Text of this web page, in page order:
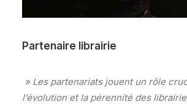
Partenaire librairie
» Les partenariats jouent un rôle
l’évolution et la pérennité des